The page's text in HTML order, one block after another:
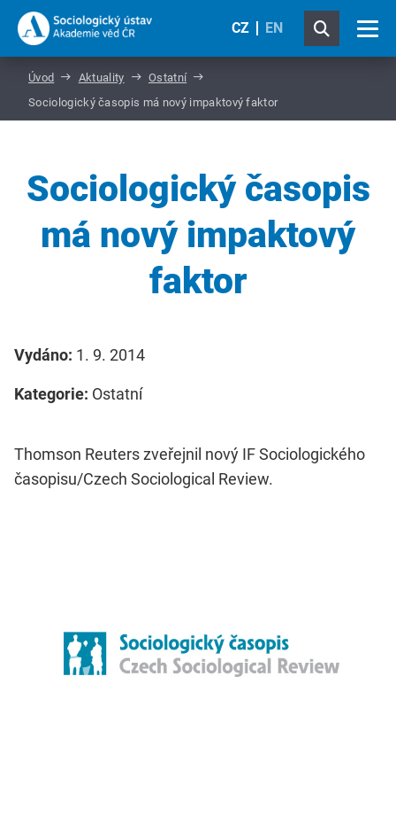
CZ EN
Úvod Aktuality
Ostatní
Sociologický časopis má nový impaktový faktor
Sociologický časopis
má nový impaktový
faktor
Vydáno: 1. 9. 2014
Kategorie: Ostatní
Thomson Reuters zveřejnil nový IF Sociologického
časopisu/Czech Sociological Review.